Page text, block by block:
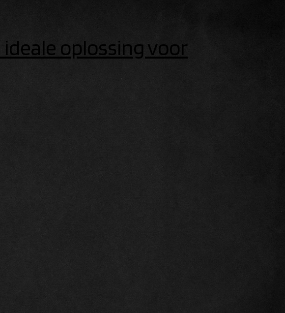
oplossing voor